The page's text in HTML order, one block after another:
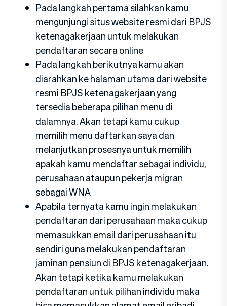
Pada langkah pertama silahkan kamu
mengunjungi situs website resmi dari BPJS
ketenagakerjaan untuk melakukan
pendaftaran secara online
Pada langkah berikutnya kamu akan
diarahkan ke halaman utama dari website
resmi BPJS ketenagakerjaan yang
tersedia beberapa pilihan menu di
dalamnya. Akan tetapi kamu cukup
memilih menu daftarkan saya dan
melanjutkan prosesnya untuk memilih
apakah kamu mendaftar sebagai individu,
perusahaan ataupun pekerja migran
sebagai WNA
Apabila ternyata kamu ingin melakukan
pendaftaran dari perusahaan maka cukup
memasukkan email dari perusahaan itu
sendiri guna melakukan pendaftaran
jaminan pensiun di BPJS ketenagakerjaan.
Akan tetapi ketika kamu melakukan
pendaftaran untuk pilihan individu maka